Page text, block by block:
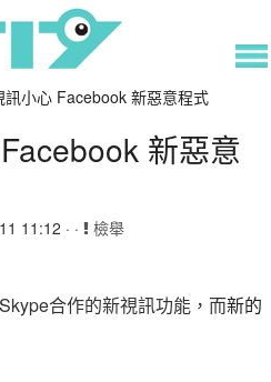
訊小心 Facebook 新惡意程式
新惡意
11:12 · · 檢舉
合作的新視訊功能，而新的